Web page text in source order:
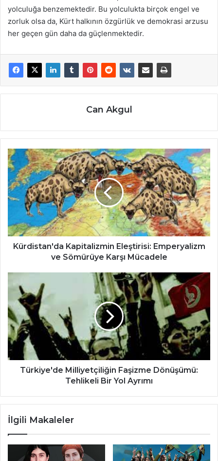
yolculuğa benzemektedir. Bu yolculukta birçok engel ve
zorluk olsa da, Kürt halkının özgürlük ve demokrasi arzusu
her geçen gün daha da güçlenmektedir.
Can Akgul
Kürdistan'da
Kapitalizmin
Eleştirisi:
Emperyalizm
ve
Sömürüye
Mücadele
Kürdistan'da Kapitalizmin Eleştirisi: Emperyalizm
ve Sömürüye Karşı Mücadele
Milliyetçiliğin
Faşizme
Dönüşümü:
Tehlikeli
Bir
Yol
Ayrımı
Türkiye'de Milliyetçiliğin Faşizme Dönüşümü:
Tehlikeli Bir Yol Ayrımı
İlgili Makaleler